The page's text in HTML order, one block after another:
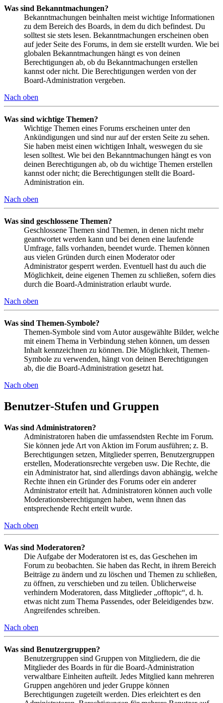
Was sind Bekanntmachungen?
Bekanntmachungen beinhalten meist wichtige Informationen
zu dem Bereich des Boards, in dem du dich befindest. Du
solltest sie stets lesen. Bekanntmachungen erscheinen oben
auf jeder Seite des Forums, in dem sie erstellt wurden. Wie bei
globalen Bekanntmachungen hängt es von deinen
Berechtigungen ab, ob du Bekanntmachungen erstellen
kannst oder nicht. Die Berechtigungen werden von der
Board-Administration vergeben.
Nach oben
Was sind wichtige Themen?
Wichtige Themen eines Forums erscheinen unter den
Ankündigungen und sind nur auf der ersten Seite zu sehen.
Sie haben meist einen wichtigen Inhalt, weswegen du sie
lesen solltest. Wie bei den Bekanntmachungen hängt es von
deinen Berechtigungen ab, ob du wichtige Themen erstellen
kannst oder nicht; die Berechtigungen stellt die Board-
Administration ein.
Nach oben
Was sind geschlossene Themen?
Geschlossene Themen sind Themen, in denen nicht mehr
geantwortet werden kann und bei denen eine laufende
Umfrage, falls vorhanden, beendet wurde. Themen können
aus vielen Gründen durch einen Moderator oder
Administrator gesperrt werden. Eventuell hast du auch die
Möglichkeit, deine eigenen Themen zu schließen, sofern dies
durch die Board-Administration erlaubt wurde.
Nach oben
Was sind Themen-Symbole?
Themen-Symbole sind vom Autor ausgewählte Bilder, welche
mit einem Thema in Verbindung stehen können, um dessen
Inhalt kennzeichnen zu können. Die Möglichkeit, Themen-
Symbole zu verwenden, hängt von deinen Berechtigungen
ab, die die Board-Administration gesetzt hat.
Nach oben
Benutzer-Stufen und Gruppen
Was sind Administratoren?
Administratoren haben die umfassendsten Rechte im Forum.
Sie können jede Art von Aktion im Forum ausführen; z. B.
Berechtigungen setzen, Mitglieder sperren, Benutzergruppen
erstellen, Moderationsrechte vergeben usw. Die Rechte, die
ein Administrator hat, sind allerdings davon abhängig, welche
Rechte ihnen ein Gründer des Forums oder ein anderer
Administrator erteilt hat. Administratoren können auch volle
Moderationsberechtigungen haben, wenn ihnen das
entsprechende Recht erteilt wurde.
Nach oben
Was sind Moderatoren?
Die Aufgabe der Moderatoren ist es, das Geschehen im
Forum zu beobachten. Sie haben das Recht, in ihrem Bereich
Beiträge zu ändern und zu löschen und Themen zu schließen,
zu öffnen, zu verschieben und zu teilen. Üblicherweise
verhindern Moderatoren, dass Mitglieder „offtopic“, d. h.
etwas nicht zum Thema Passendes, oder Beleidigendes bzw.
Angreifendes schreiben.
Nach oben
Was sind Benutzergruppen?
Benutzergruppen sind Gruppen von Mitgliedern, die die
Mitglieder des Boards in für die Board-Administration
verwaltbare Einheiten aufteilt. Jedes Mitglied kann mehreren
Gruppen angehören und jeder Gruppe können
Berechtigungen zugeteilt werden. Dies erleichtert es den